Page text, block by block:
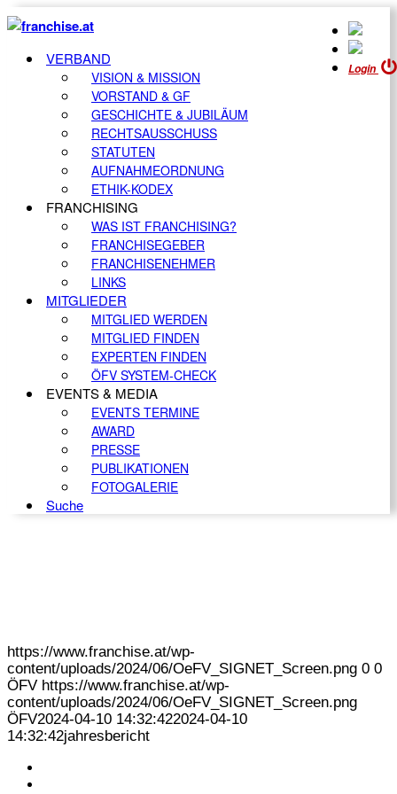
Login
VERBAND
VISION & MISSION
VORSTAND & GF
GESCHICHTE & JUBILÄUM
RECHTSAUSSCHUSS
STATUTEN
AUFNAHMEORDNUNG
ETHIK-KODEX
FRANCHISING
WAS IST FRANCHISING?
FRANCHISEGEBER
FRANCHISENEHMER
LINKS
MITGLIEDER
MITGLIED WERDEN
MITGLIED FINDEN
EXPERTEN FINDEN
ÖFV SYSTEM-CHECK
EVENTS & MEDIA
EVENTS TERMINE
AWARD
PRESSE
PUBLIKATIONEN
FOTOGALERIE
Suche
https://www.franchise.at/wp-
content/uploads/2024/06/OeFV_SIGNET_Screen.png 0 0
ÖFV https://www.franchise.at/wp-
content/uploads/2024/06/OeFV_SIGNET_Screen.png
ÖFV2024-04-10 14:32:422024-04-10
14:32:42jahresbericht